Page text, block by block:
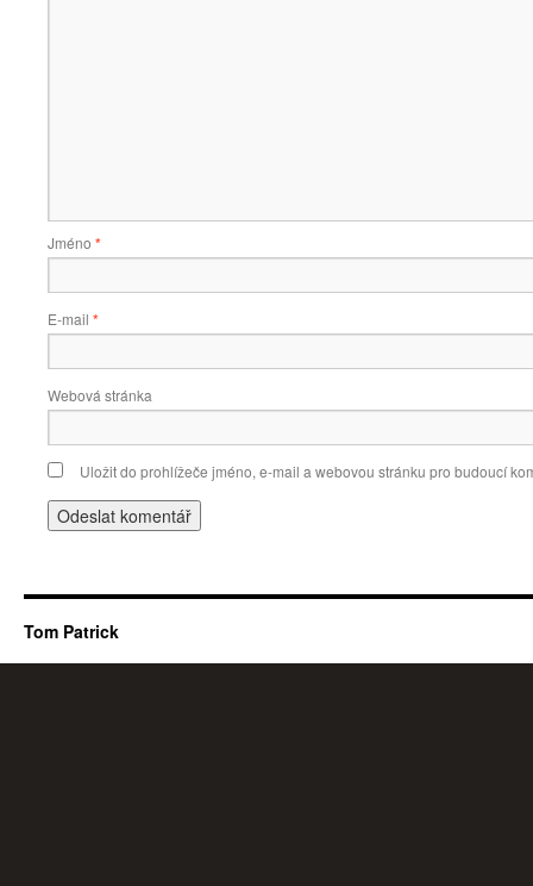
Jméno *
E-mail *
Webová stránka
Uložit do prohlížeče jméno, e-mail a webovou stránku pro budoucí
Tom Patrick